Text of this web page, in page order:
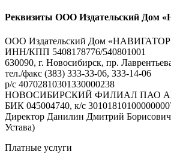
Реквизиты ООО Издательский Дом
ООО Издательский Дом
ИНН/КПП 5408178776/540801001
630090, г. Новосибирск, пр.
тел./факс (383) 333-33-06, 333-14-06
р/с 40702810301330000238
НОВОСИБИРСКИЙ ФИЛИАЛ ПАО
БИК 045004740, к/с
Директор Данилин Дмитрий
Устава)
Платные услуги